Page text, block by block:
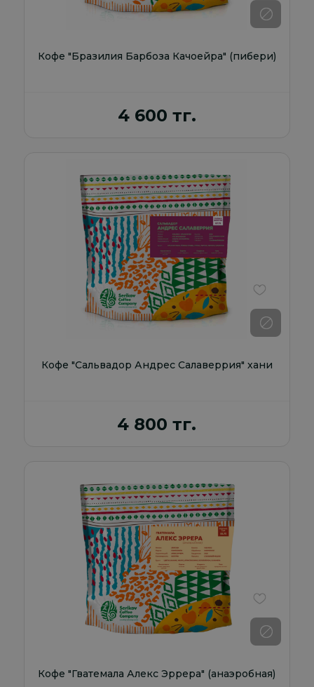
Кофе "Бразилия Барбоза Качоейра" (пибери)
4 600 тг.
Кофе "Сальвадор Андрес Салаверрия" хани
4 800 тг.
В
Кофе "Гватемала Алекс Эррера" (анаэробная)
В